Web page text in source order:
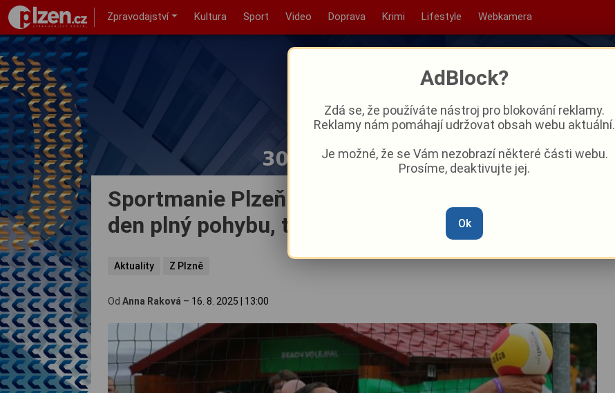
Zpravodajství Kultura Sport Video Doprava Krimi Lifestyle Webkamera
Sportmanie Plzeň pokračuje – v neděli vás čeká
den plný pohybu, tance a zábavy!
Aktuality Z Plzně
Od Anna Raková – 16. 8. 2025 13:00
AdBlock?
Zdá se, že používáte nástroj pro blokování reklamy.
Reklamy nám pomáhají udržovat obsah webu aktuální.
Je možné, že se Vám nezobrazí některé části webu.
Prosíme, deaktivujte jej.
Ok